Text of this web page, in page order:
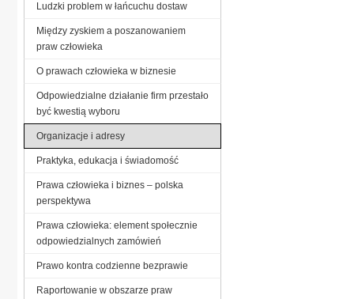
Ludzki problem w łańcuchu dostaw
Między zyskiem a poszanowaniem
praw człowieka
O prawach człowieka w biznesie
Odpowiedzialne działanie firm przestało
być kwestią wyboru
Organizacje i adresy
Praktyka, edukacja i świadomość
Prawa człowieka i biznes – polska
perspektywa
Prawa człowieka: element społecznie
odpowiedzialnych zamówień
Prawo kontra codzienne bezprawie
Raportowanie w obszarze praw